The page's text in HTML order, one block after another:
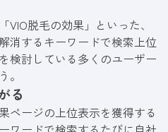
脱毛の効果」といった、
消するキーワードで検索上位
検討している多くのユーザー
。
る
ページの上位表示を獲得する